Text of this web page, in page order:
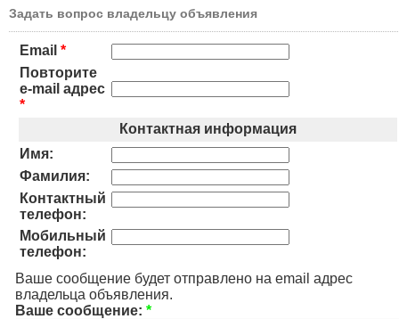
Задать вопрос владельцу объявления
Email *
Повторите
e-mail адрес
*
Контактная информация
Имя:
Фамилия:
Контактный
телефон:
Мобильный
телефон:
Ваше сообщение будет отправлено на email адрес
владельца объявления.
Ваше сообщение: *